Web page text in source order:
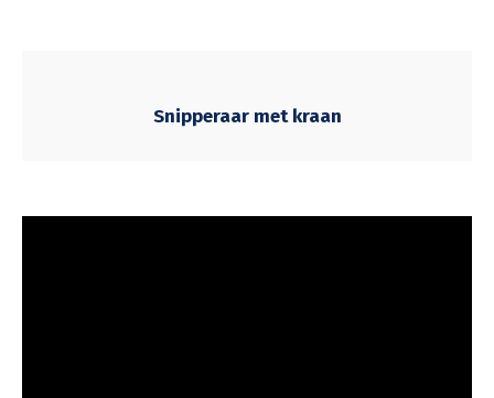
Snipperaar met kraan